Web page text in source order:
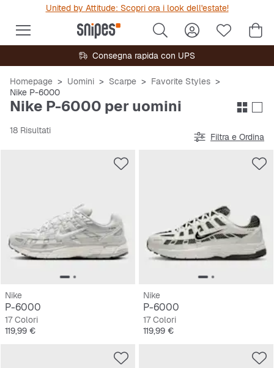
United by Attitude: Scopri ora i look dell'estate!
Consegna rapida con UPS
Homepage Uomini Scarpe
Favorite Styles
Nike P-6000
Nike P-6000 per uomini
18 Risultati
Filtra e Ordina
Nike
P-6000
17 Colori
Prezzo
119,99 €
Nike
P-6000
17 Colori
Prezzo
119,99 €